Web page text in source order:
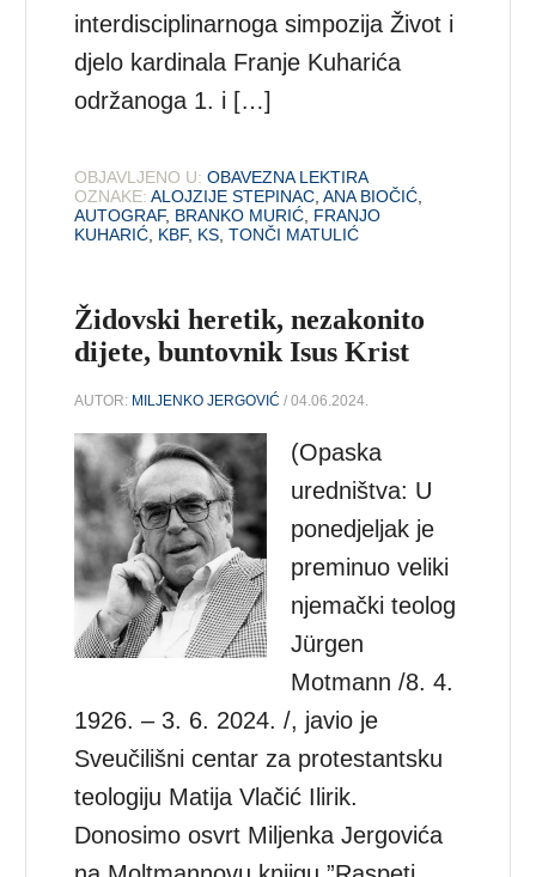
interdisciplinarnoga simpozija Život i
djelo kardinala Franje Kuharića
održanoga 1. i […]
OBJAVLJENO U: OBAVEZNA LEKTIRA
OZNAKE: ALOJZIJE STEPINAC ,ANA BIOČIĆ
AUTOGRAF, BRANKO MURIĆ FRANJO
KUHARIĆ KBF, KS ,TONČI MATULIĆ
Židovski heretik, nezakonito
dijete, buntovnik Isus Krist
AUTOR: MILJENKO JERGOVIĆ / 04.06.2024.
(Opaska
uredništva: U
ponedjeljak je
preminuo veliki
njemački teolog
Jürgen
Motmann /8. 4.
1926. – 3. 6. 2024. /, javio je
Sveučilišni centar za protestantsku
teologiju Matija Vlačić Ilirik.
Donosimo osvrt Miljenka Jergovića